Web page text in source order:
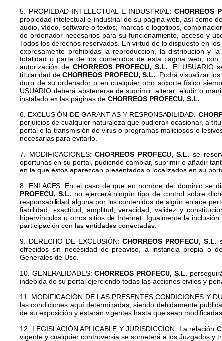
5. PROPIEDAD INTELECTUAL E INDUSTRIAL:CHORREOS
propiedad intelectual e industrial de su página web, así como
audio, vídeo, software o textos; marcas o logotipos,
de ordenador necesarios para su funcionamiento, acceso y
Todos los derechos reservados. En virtud de lo dispuesto en
expresamente prohibidas la reproducción, la distribución y
totalidad o parte de los contenidos de esta página web,
autorización de CHORREOS PROFECU, S.L. . El USUARIO
titularidad deCHORREOS PROFECU, S.L. . Podrá visualizar
duro de su ordenador o en cualquier otro soporte físico
USUARIO deberá abstenerse de suprimir, alterar, eludir o
instalado en las páginas de CHORREOS PROFECU, S.L.
6. EXCLUSIÓN DE GARANTÍAS Y RESPONSABILIDAD:
perjuicios de cualquier naturaleza que pudieran ocasionar, a
portal o la transmisión de virus o programas maliciosos o
necesarias para evitarlo.
7. MODIFICACIONES:CHORREOS PROFECU, S.L. se
oportunas en su portal, pudiendo cambiar, suprimir o añadir
en la que éstos aparezcan presentados o localizados en su
8. ENLACES: En el caso de que en nombre del dominio se
PROFECU, S.L. no ejercerá ningún tipo de control sobre
responsabilidad alguna por los contenidos de algún enlace
fiabilidad, exactitud, amplitud, veracidad, validez y
hipervínculos u otros sitios de Internet. Igualmente la
participación con las entidades conectadas.
9. DERECHO DE EXCLUSIÓN:CHORREOS PROFECU, S.L.
ofrecidos sin necesidad de preaviso, a instancia propia o
Generales de Uso.
10. GENERALIDADES:CHORREOS PROFECU, S.L.
indebida de su portal ejerciendo todas las acciones civiles y
11. MODIFICACIÓN DE LAS PRESENTES CONDICIONES Y
las condiciones aquí determinadas, siendo debidamente
de su exposición y estarán vigentes hasta que sean
12. LEGISLACIÓN APLICABLE Y JURISDICCIÓN: La relación
vigente y cualquier controversia se someterá a los Juzgados y